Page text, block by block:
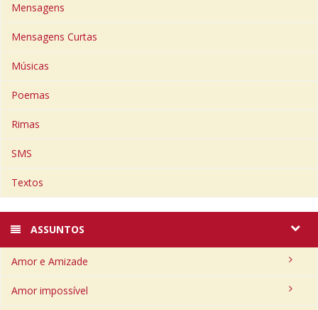
Mensagens
Mensagens Curtas
Músicas
Poemas
Rimas
SMS
Textos
ASSUNTOS
Amor e Amizade
Amor impossível